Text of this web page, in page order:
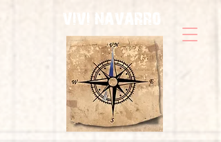
vivi navarro